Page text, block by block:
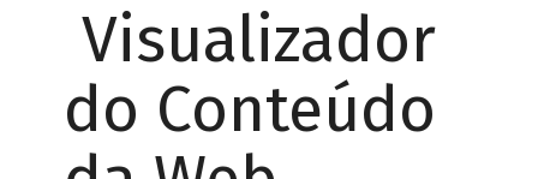
Visualizador
do Conteúdo